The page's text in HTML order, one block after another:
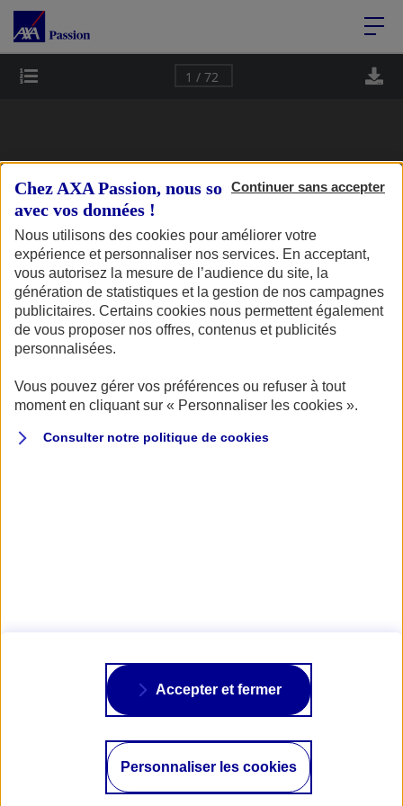
Continuer sans accepter
Chez AXA Passion, nous sommes transparents
avec vos données !
Nous utilisons des cookies pour améliorer votre
expérience et personnaliser nos services. En acceptant,
vous autorisez la mesure de l’audience du site, la
génération de statistiques et la gestion de nos campagnes
publicitaires. Certains cookies nous permettent également
de vous proposer nos offres, contenus et publicités
personnalisées.
Vous pouvez gérer vos préférences ou refuser à tout
moment en cliquant sur « Personnaliser les cookies ».
Consulter notre politique de cookies
Personnaliser les cookies
Accepter et fermer
Accéder au Contenu
Deux-roues
Collection
Plaisance
Camping-car
N°8 - JANVIER - MARS 2024
LE MAGAZINE DE VOS PASSIONS
Cap'
Passion
Deux-roues
tendances
2024
GROUPE BÉNÉTEAU : 140 ANS DE
COLLECTION
VACANCES NOMADES : CAP SUR
LES NOUVELLES TENDANCES
LES ANCIENNES FONT LE SHOW
1 / 72
Page 1